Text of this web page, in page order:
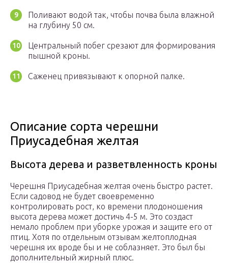
Поливают водой так, чтобы почва была влажной
на глубину 50 см.
Центральный побег срезают для формирования
пышной кроны.
Саженец привязывают к опорной палке.
Описание сорта черешни
Приусадебная желтая
Высота дерева и разветвленность кроны
Черешня Приусадебная желтая очень быстро растет.
Если садовод не будет своевременно
контролировать рост, ко времени плодоношения
высота дерева может достичь 4-5 м. Это создаст
немало проблем при уборке урожая и защите его от
птиц. Хотя по отдельным отзывам желтоплодная
черешня их вроде бы и не соблазняет. Это был бы
дополнительный жирный плюс.